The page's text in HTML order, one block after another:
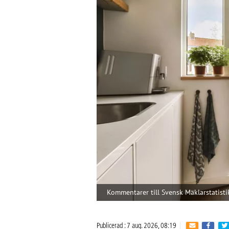
Kommentarer till Svensk
Publicerad : 7 aug. 2026, 08:19